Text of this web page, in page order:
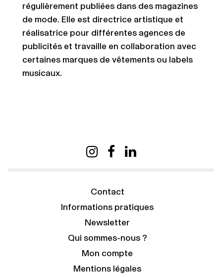
régulièrement publiées dans des magazines
de mode. Elle est directrice artistique et
réalisatrice pour différentes agences de
publicités et travaille en collaboration avec
certaines marques de vêtements ou labels
musicaux.
Contact
Informations pratiques
Newsletter
Qui sommes-nous ?
Mon compte
Mentions légales